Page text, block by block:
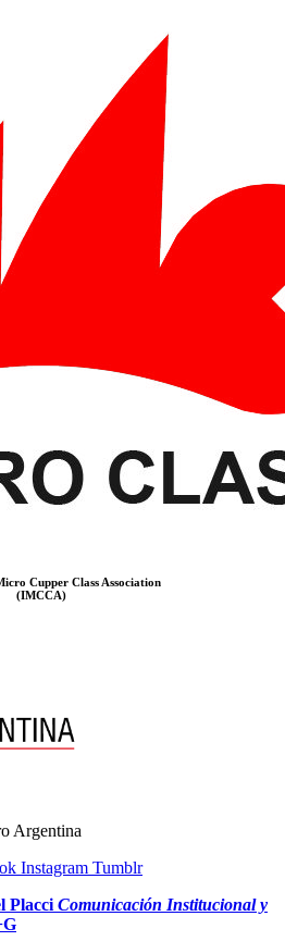
Cupper Class Association
(IMCCA)
Argentina
Instagram Tumblr
Placci Comunicación Institucional y